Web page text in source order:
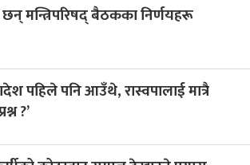
मन्त्रिपरिषद् बैठकका निर्णयहरू
पहिले पनि आउँथे, रास्वपालाई मात्रै
?’